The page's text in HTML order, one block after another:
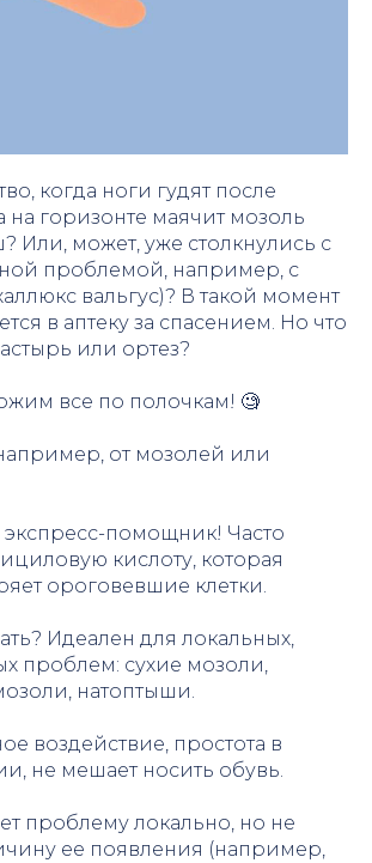
когда ноги гудят после
на горизонте маячит мозоль
Или, может, уже столкнулись с
проблемой, например, с
вальгус)? В такой момент
в аптеку за спасением. Но что
или ортез?
все по полочкам! 🧐
от мозолей или
экспресс-помощник! Часто
кислоту, которая
ороговевшие клетки.
Идеален для локальных,
проблем: сухие мозоли,
натоптыши.
воздействие, простота в
не мешает носить обувь.
проблему локально, но не
ее появления (например,